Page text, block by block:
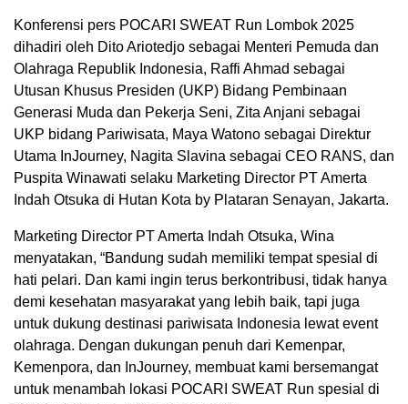
Konferensi pers POCARI SWEAT Run Lombok 2025
dihadiri oleh Dito Ariotedjo sebagai Menteri Pemuda dan
Olahraga Republik Indonesia, Raffi Ahmad sebagai
Utusan Khusus Presiden (UKP) Bidang Pembinaan
Generasi Muda dan Pekerja Seni, Zita Anjani sebagai
UKP bidang Pariwisata, Maya Watono sebagai Direktur
Utama InJourney, Nagita Slavina sebagai CEO RANS, dan
Puspita Winawati selaku Marketing Director PT Amerta
Indah Otsuka di Hutan Kota by Plataran Senayan, Jakarta.
Marketing Director PT Amerta Indah Otsuka, Wina
menyatakan, “Bandung sudah memiliki tempat spesial di
hati pelari. Dan kami ingin terus berkontribusi, tidak hanya
demi kesehatan masyarakat yang lebih baik, tapi juga
untuk dukung destinasi pariwisata Indonesia lewat event
olahraga. Dengan dukungan penuh dari Kemenpar,
Kemenpora, dan InJourney, membuat kami bersemangat
untuk menambah lokasi POCARI SWEAT Run spesial di